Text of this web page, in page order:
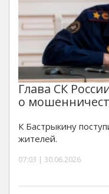
Глава СК
о
К Бастрыкину
жителей.
07:03 | 30.06.2026